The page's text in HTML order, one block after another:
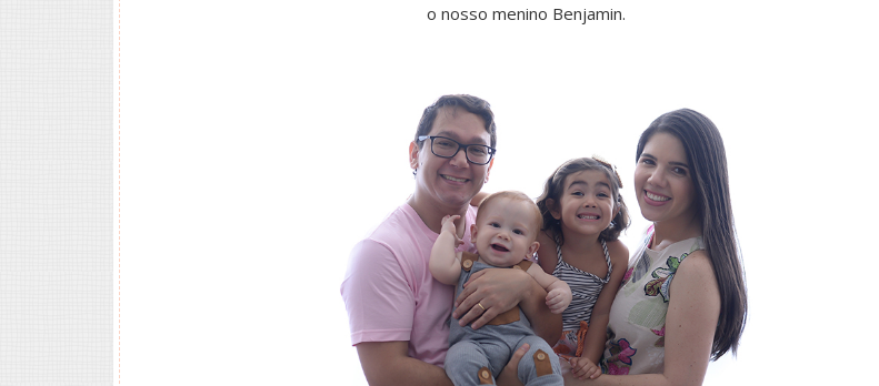
o nosso menino Benjamin.